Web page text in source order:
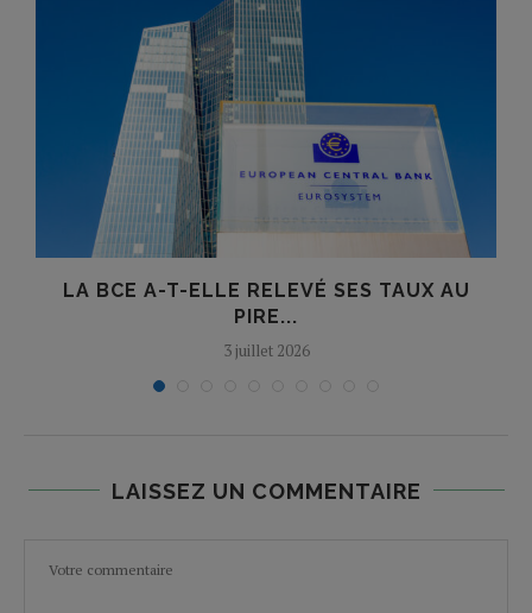
LA BCE A-T-ELLE RELEVÉ SES TAUX AU
PIRE...
3 juillet 2026
LAISSEZ UN COMMENTAIRE